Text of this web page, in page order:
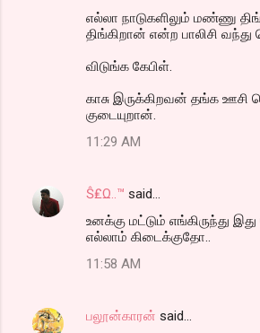
எல்லா நாடுகளிலும் மண்ணு
திங்கிறான் என்ற பாலிசி வந்து
விடுங்க கேபிள்.
காசு இருக்கிறவன் தங்க ஊசி
குடையுறான்.
11:29 AM
Ŝ₤Ω..™ said…
உனக்கு மட்டும் எங்கிருந்து
எல்லாம் கிடைக்குதோ..
11:58 AM
பலூன்காரன் said…